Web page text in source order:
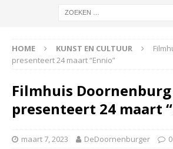
HOME KUNST EN CULTUUR
presenteert 24 maart “Ennio”
Filmhuis Doornenburg
presenteert 24 maart
maart 7, 2023 DeDoornenburger 0